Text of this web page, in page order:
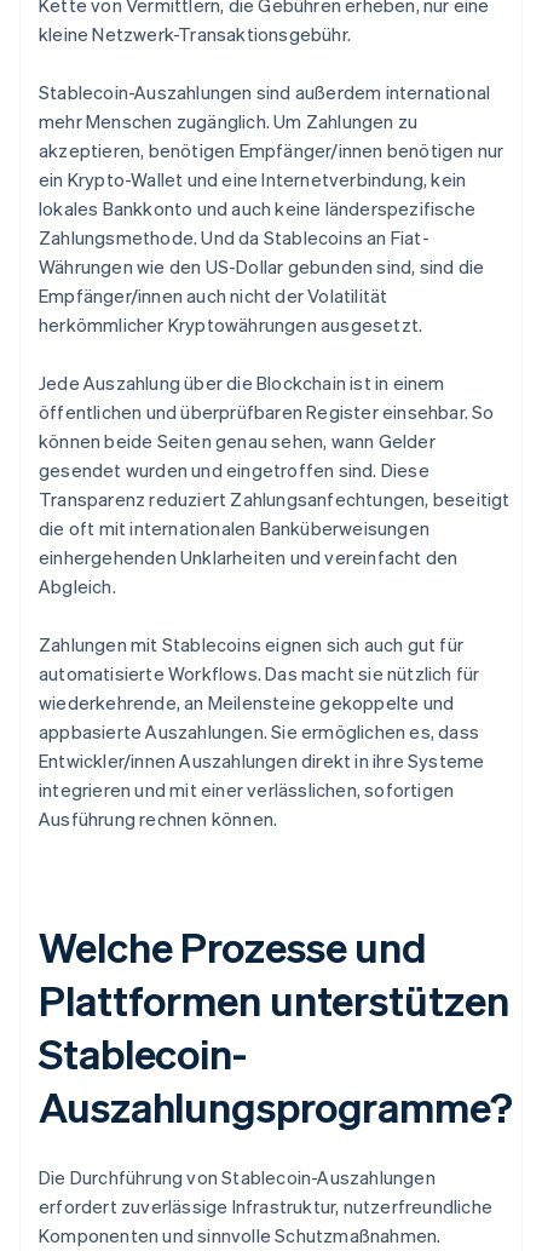
Kette von Vermittlern, die Gebühren erheben, nur eine
kleine Netzwerk-Transaktionsgebühr.
Stablecoin-Auszahlungen sind außerdem international
mehr Menschen zugänglich. Um Zahlungen zu
akzeptieren, benötigen Empfänger/innen benötigen nur
ein Krypto-Wallet und eine Internetverbindung, kein
lokales Bankkonto und auch keine länderspezifische
Zahlungsmethode. Und da Stablecoins an Fiat-
Währungen wie den US-Dollar gebunden sind, sind die
Empfänger/innen auch nicht der Volatilität
herkömmlicher Kryptowährungen ausgesetzt.
Jede Auszahlung über die Blockchain ist in einem
öffentlichen und überprüfbaren Register einsehbar. So
können beide Seiten genau sehen, wann Gelder
gesendet wurden und eingetroffen sind. Diese
Transparenz reduziert Zahlungsanfechtungen, beseitigt
die oft mit internationalen Banküberweisungen
einhergehenden Unklarheiten und vereinfacht den
Abgleich.
Zahlungen mit Stablecoins eignen sich auch gut für
automatisierte Workflows. Das macht sie nützlich für
wiederkehrende, an Meilensteine gekoppelte und
appbasierte Auszahlungen. Sie ermöglichen es, dass
Entwickler/innen Auszahlungen direkt in ihre Systeme
integrieren und mit einer verlässlichen, sofortigen
Ausführung rechnen können.
Welche Prozesse und
Plattformen unterstützen
Stablecoin-
Auszahlungsprogramme?
Die Durchführung von Stablecoin-Auszahlungen
erfordert zuverlässige Infrastruktur, nutzerfreundliche
Komponenten und sinnvolle Schutzmaßnahmen.